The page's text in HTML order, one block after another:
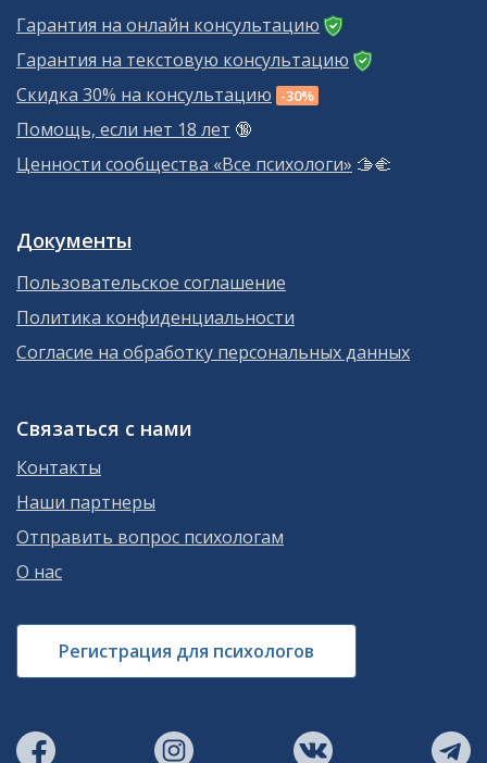
Гарантия на онлайн консультацию
Гарантия на текстовую консультацию
Скидка 30% на консультацию -30%
Помощь, если нет 18 лет 🔞
Ценности сообщества «Все психологи» 🫱‍🫲
Документы
Пользовательское соглашение
Политика конфиденциальности
Согласие на обработку персональных данных
Связаться с нами
Контакты
Наши партнеры
Отправить вопрос психологам
О нас
Регистрация для психологов